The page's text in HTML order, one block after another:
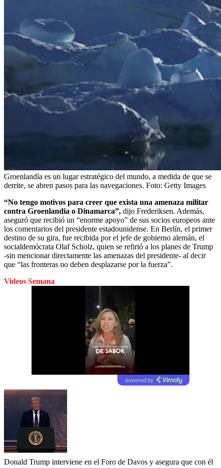
Groenlandía es un lugar estratégico del mundo, a medida de que se
derrite, se abren pasos para las navegaciones. Foto: Getty Images
“No tengo motivos para creer que exista una amenaza militar
contra Groenlandia o Dinamarca”, dijo Frederiksen. Además,
aseguró que recibió un “enorme apoyo” de sus socios europeos ante
los comentarios del presidente estadounidense. En Berlín, el primer
destino de su gira, fue recibida por el jefe de gobierno alemán, el
socialdemócrata Olaf Scholz, quien se refirió a los planes de Trump
-sin mencionar directamente las amenazas del presidente- al decir
que “las fronteras no deben desplazarse por la fuerza”.
Videos Semana
powered by
Donald Trump interviene en el Foro de Davos y asegura que con él